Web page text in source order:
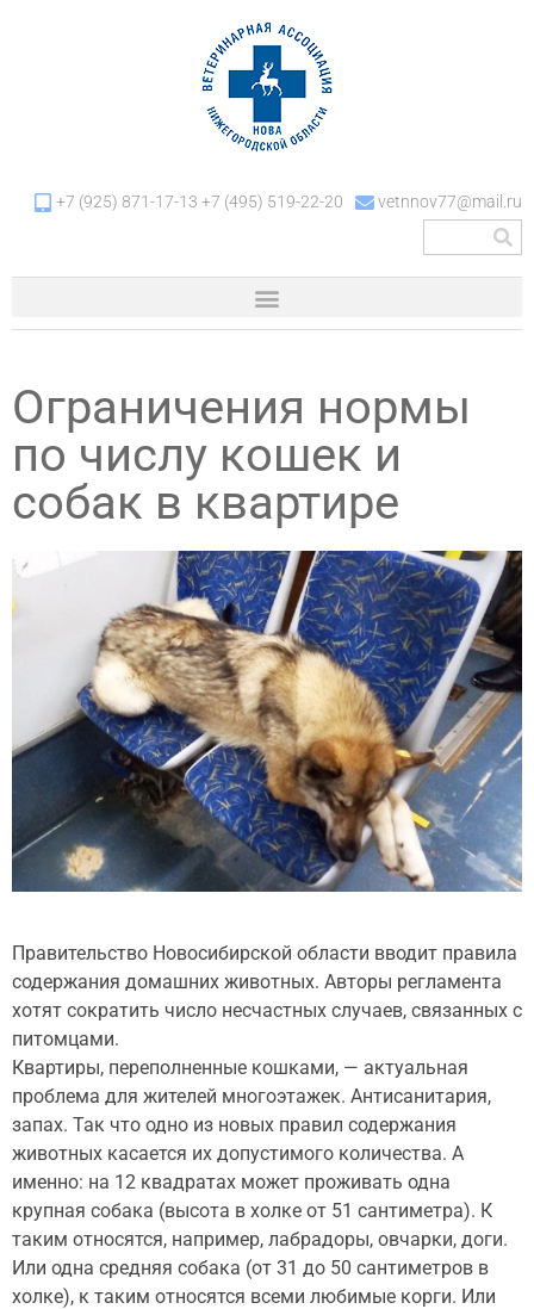
+7 (925) 871-17-13 +7 (495) 519-22-20 vetnnov77@mail.ru
Ограничения нормы
по числу кошек и
собак в квартире
Правительство Новосибирской области вводит правила
содержания домашних животных. Авторы регламента
хотят сократить число несчастных случаев, связанных с
питомцами.
Квартиры, переполненные кошками, — актуальная
проблема для жителей многоэтажек. Антисанитария,
запах. Так что одно из новых правил содержания
животных касается их допустимого количества. А
именно: на 12 квадратах может проживать одна
крупная собака (высота в холке от 51 сантиметра). К
таким относятся, например, лабрадоры, овчарки, доги.
Или одна средняя собака (от 31 до 50 сантиметров в
холке), к таким относятся всеми любимые корги. Или